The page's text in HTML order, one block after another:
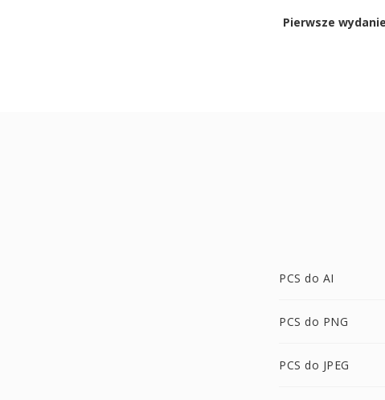
Pierwsze wydanie
PCS do AI
PCS do PNG
PCS do JPEG